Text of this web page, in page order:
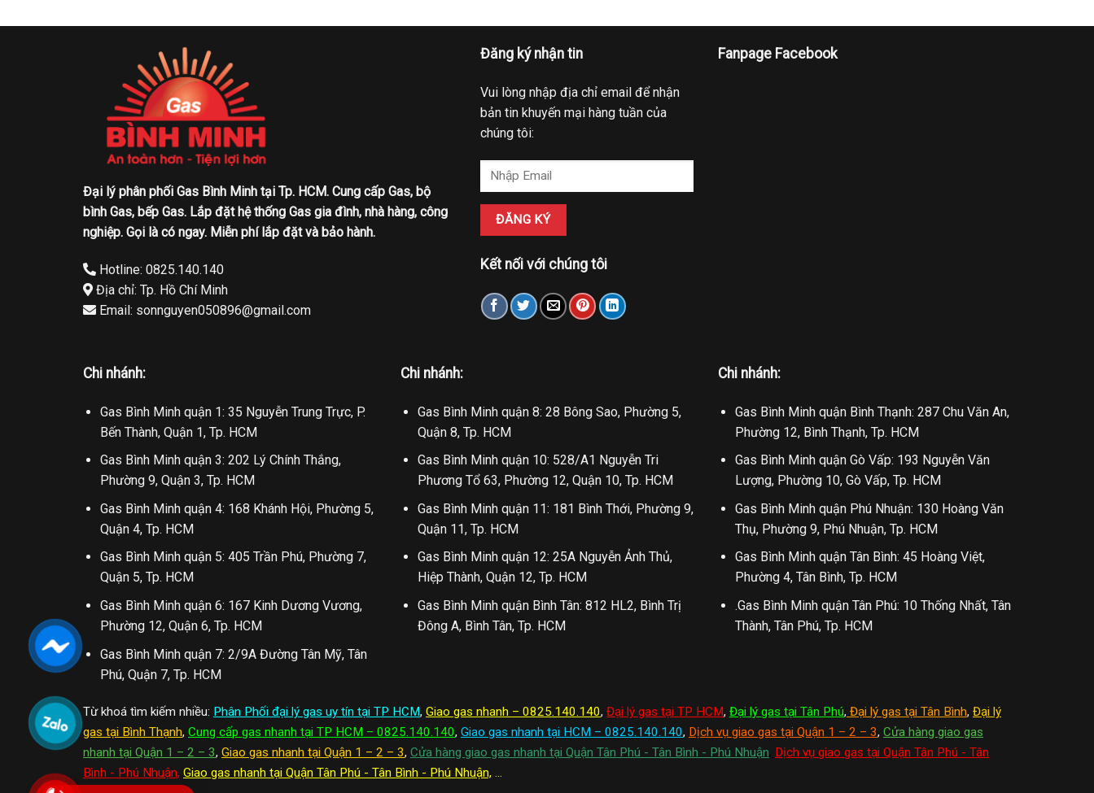
Đại lý phân phối Gas Bình Minh tại Tp. HCM. Cung cấp Gas, bộ
bình Gas, bếp Gas. Lắp đặt hệ thống Gas gia đình, nhà hàng, công
nghiệp. Gọi là có ngay. Miễn phí lắp đặt và bảo hành.
Hotline: 0825.140.140
Địa chỉ: Tp. Hồ Chí Minh
Email: sonnguyen050896@gmail.com
Đăng ký nhận tin
Vui lòng nhập địa chỉ email để nhận
bản tin khuyến mại hàng tuần của
chúng tôi:
Kết nối với chúng tôi
Fanpage Facebook
Chi nhánh:
Gas Bình Minh quận 1: 35 Nguyễn Trung Trực, P.
Bến Thành, Quận 1, Tp. HCM
Gas Bình Minh quận 3: 202 Lý Chính Thắng,
Phường 9, Quận 3, Tp. HCM
Gas Bình Minh quận 4: 168 Khánh Hội, Phường 5,
Quận 4, Tp. HCM
Gas Bình Minh quận 5: 405 Trần Phú, Phường 7,
Quận 5, Tp. HCM
Gas Bình Minh quận 6: 167 Kinh Dương Vương,
Phường 12, Quận 6, Tp. HCM
Gas Bình Minh quận 7: 2/9A Đường Tân Mỹ, Tân
Phú, Quận 7, Tp. HCM
Chi nhánh:
Gas Bình Minh quận 8: 28 Bông Sao, Phường 5,
Quận 8, Tp. HCM
Gas Bình Minh quận 10: 528/A1 Nguyễn Tri
Phương Tổ 63, Phường 12, Quận 10, Tp. HCM
Gas Bình Minh quận 11: 181 Bình Thới, Phường 9,
Quận 11, Tp. HCM
Gas Bình Minh quận 12: 25A Nguyễn Ảnh Thủ,
Hiệp Thành, Quận 12, Tp. HCM
Gas Bình Minh quận Bình Tân: 812 HL2, Bình Trị
Đông A, Bình Tân, Tp. HCM
Chi nhánh:
Gas Bình Minh quận Bình Thạnh: 287 Chu Văn An,
Phường 12, Bình Thạnh, Tp. HCM
Gas Bình Minh quận Gò Vấp: 193 Nguyễn Văn
Lượng, Phường 10, Gò Vấp, Tp. HCM
Gas Bình Minh quận Phú Nhuận: 130 Hoàng Văn
Thụ, Phường 9, Phú Nhuận, Tp. HCM
Gas Bình Minh quận Tân Bình: 45 Hoàng Việt,
Phường 4, Tân Bình, Tp. HCM
.Gas Bình Minh quận Tân Phú: 10 Thống Nhất, Tân
Thành, Tân Phú, Tp. HCM
Từ khoá tìm kiếm nhiều: Phân Phối đại lý gas uy tín tại TP HCM, Giao gas nhanh – 0825.140.140, Đại lý gas tại TP HCM, Đại lý gas tại Tân Phú, Đại lý gas tại Tân Bình, Đại lý
gas tại Bình Thạnh, Cung cấp gas nhanh tại TP HCM – 0825.140.140, Giao gas nhanh tại HCM – 0825.140.140, Dịch vụ giao gas tại Quận 1 – 2 – 3, Cửa hàng giao gas
nhanh tại Quận 1 – 2 – 3, Giao gas nhanh tại Quận 1 – 2 – 3, Cửa hàng giao gas nhanh tại Quận Tân Phú - Tân Bình - Phú Nhuận
Dịch vụ giao gas tại Quận Tân Phú - Tân
Bình - Phú Nhuận, Giao gas nhanh tại Quận Tân Phú - Tân Bình - Phú Nhuận, ...